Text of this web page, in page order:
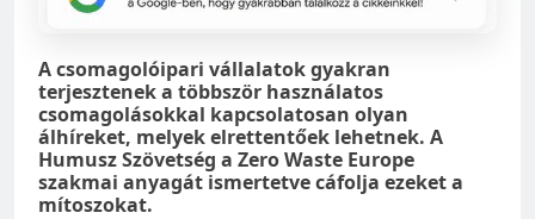
A csomagolóipari vállalatok gyakran
terjesztenek a többször használatos
csomagolásokkal kapcsolatosan olyan
álhíreket, melyek elrettentőek lehetnek. A
Humusz Szövetség a Zero Waste Europe
szakmai anyagát ismertetve cáfolja ezeket a
mítoszokat.